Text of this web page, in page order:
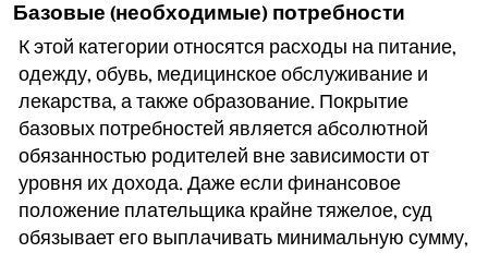
Базовые (необходимые) потребности
К этой категории относятся расходы на питание,
одежду, обувь, медицинское обслуживание и
лекарства, а также образование. Покрытие
базовых потребностей является абсолютной
обязанностью родителей вне зависимости от
уровня их дохода. Даже если финансовое
положение плательщика крайне тяжелое, суд
обязывает его выплачивать минимальную сумму,